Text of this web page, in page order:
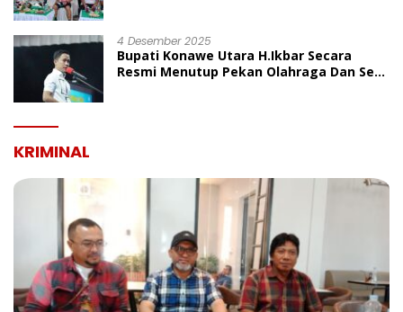
4 Desember 2025
Bupati Konawe Utara H.Ikbar Secara
Resmi Menutup Pekan Olahraga Dan Seni
KRIMINAL